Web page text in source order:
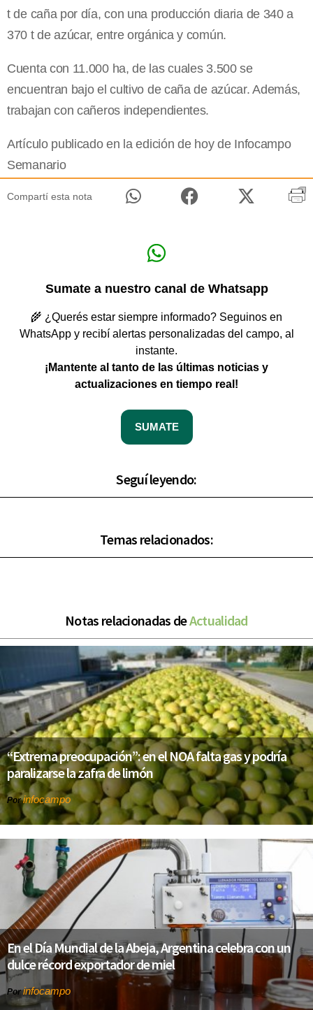
t de caña por día, con una producción diaria de 340 a
370 t de azúcar, entre orgánica y común.
Cuenta con 11.000 ha, de las cuales 3.500 se
encuentran bajo el cultivo de caña de azúcar. Además,
trabajan con cañeros independientes.
Artículo publicado en la edición de hoy de Infocampo
Semanario
Compartí esta nota
Sumate a nuestro canal de Whatsapp
🌾 ¿Querés estar siempre informado? Seguinos en
WhatsApp y recibí alertas personalizadas del campo, al
instante.
¡Mantente al tanto de las últimas noticias y
actualizaciones en tiempo real!
SUMATE
Seguí leyendo:
Temas relacionados:
Notas relacionadas deActualidad
“Extrema preocupación”: en el NOA falta gas y podría
paralizarse la zafra de limón
Porinfocampo
En el Día Mundial de la Abeja, Argentina celebra con un
dulce récord exportador de miel
Porinfocampo